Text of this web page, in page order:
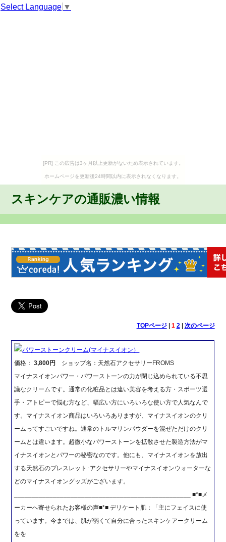
Select Language ▼
[PR] この広告は3ヶ月以上更新がないため表示されています。
ホームページを更新後24時間以内に表示されなくなります。
スキンケアの通販濃い情報
TOPページ| 1 2| 次のページ
パワーストーンクリーム(マイナスイオン）
価格：3,800円
ショップ名：天然石アクセサリーFROMS
マイナスイオンパワー・パワーストーンの力が閉じ込められている不思
議なクリームです。通常の化粧品とは違い美容を考える方・スポーツ選
手・アトピーで悩む方など、幅広い方にいろいろな使い方で人気なんで
す。マイナスイオン商品はいろいろありますが、マイナスイオンのクリ
ームってすごいですね。通常のトルマリンパウダーを混ぜただけのクリ
ームとは違います。超微小なパワーストーンを拡散させた製造方法がマ
イナスイオンとパワーの秘密なのです。他にも、マイナスイオンを放出
する天然石のブレスレット･アクセサリーやマイナスイオンウォーターな
どのマイナスイオングッズがございます。
__________________________________________________ ■*■メ
ーカーへ寄せられたお客様の声■*■ デリケート肌：「主にフェイスに使
っています。今までは、肌が弱くて自分に合ったスキンケアークリーム
をを